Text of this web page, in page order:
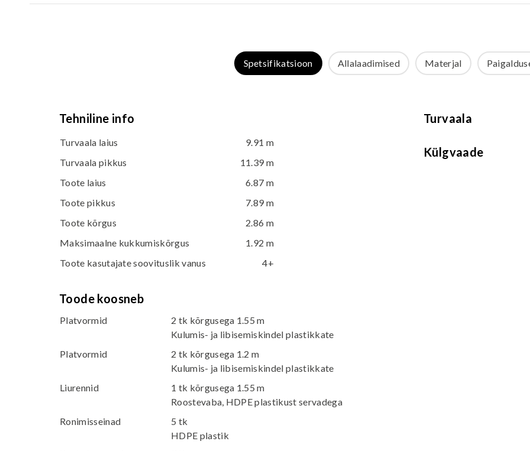
Spetsifikatsioon Allalaadimised Materjal
Tehniline info
Turvaala laius
9.91 m
Turvaala pikkus
11.39 m
Toote laius
6.87 m
Toote pikkus
7.89 m
Toote kõrgus
2.86 m
Maksimaalne kukkumiskõrgus
1.92 m
Toote kasutajate soovituslik vanus
4+
Toode koosneb
Platvormid
2 tk kõrgusega 1.55 m
Kulumis- ja libisemiskindel plastikkate
Platvormid
2 tk kõrgusega 1.2 m
Kulumis- ja libisemiskindel plastikkate
Liurennid
1 tk kõrgusega 1.55 m
Roostevaba, HDPE plastikust servadega
Ronimisseinad
5 tk
HDPE plastik
Turvaala
Külgvaade